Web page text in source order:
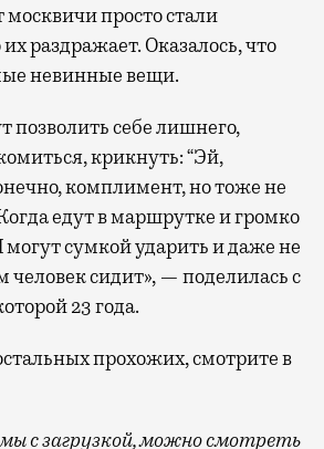
москвичи просто стали
раздражает. Оказалось, что
невинные вещи.
позволить себе лишнего,
крикнуть: “Эй,
комплимент, но тоже не
едут в маршрутке и громко
могут сумкой ударить и даже не
человек сидит», — поделилась с
23 года.
прохожих, смотрите в
с загрузкой, можно смотреть